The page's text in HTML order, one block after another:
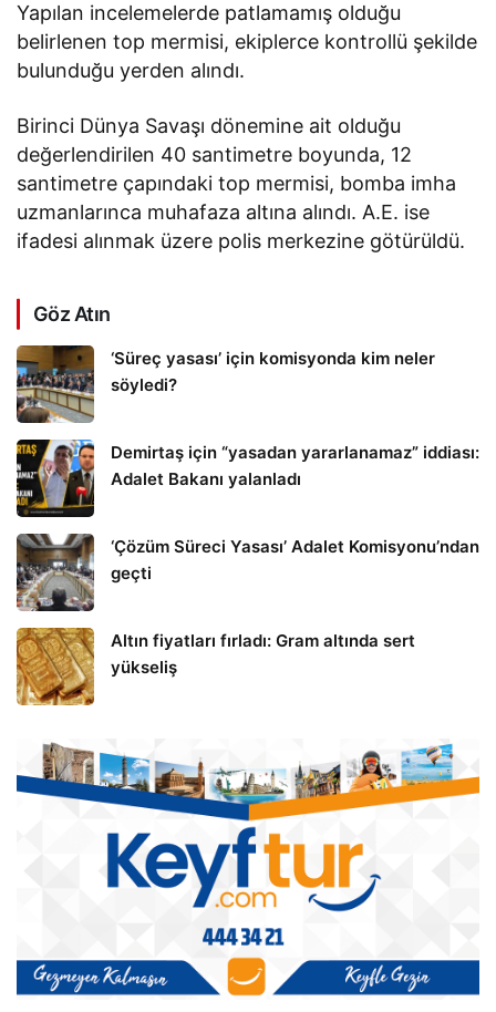
Yapılan incelemelerde patlamamış olduğu
belirlenen top mermisi, ekiplerce kontrollü şekilde
bulunduğu yerden alındı.
Birinci Dünya Savaşı dönemine ait olduğu
değerlendirilen 40 santimetre boyunda, 12
santimetre çapındaki top mermisi, bomba imha
uzmanlarınca muhafaza altına alındı. A.E. ise
ifadesi alınmak üzere polis merkezine götürüldü.
Göz Atın
‘Süreç yasası’ için komisyonda kim neler
söyledi?
Demirtaş için “yasadan yararlanamaz” iddiası:
Adalet Bakanı yalanladı
‘Çözüm Süreci Yasası’ Adalet Komisyonu’ndan
geçti
Altın fiyatları fırladı: Gram altında sert
yükseliş